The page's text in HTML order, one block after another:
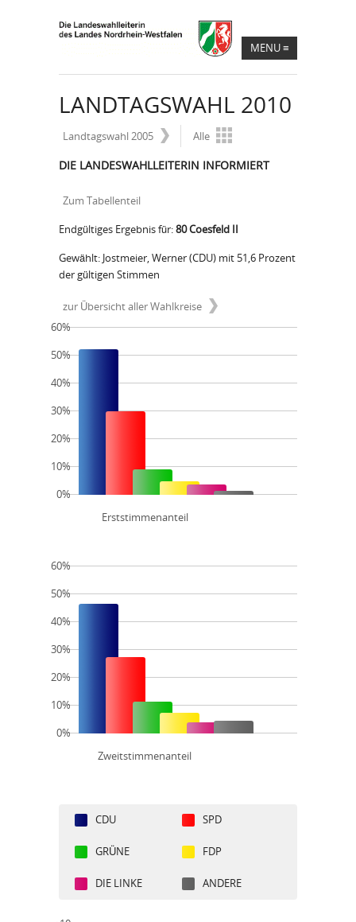
MENU≡
LANDTAGSWAHL 2010
Landtagswahl 2005 Alle
DIE LANDESWAHLLEITERIN INFORMIERT
Zum Tabellenteil
Endgültiges Ergebnis für:80 Coesfeld II
Gewählt: Jostmeier, Werner (CDU) mit 51,6 Prozent
der gültigen Stimmen
zur Übersicht aller Wahlkreise
Erststimmenanteil
60%
50%
40%
30%
20%
10%
0%
Zweitstimmenanteil
60%
50%
40%
30%
20%
10%
0%
CDU SPD
GRÜNE FDP
DIE LINKE ANDERE